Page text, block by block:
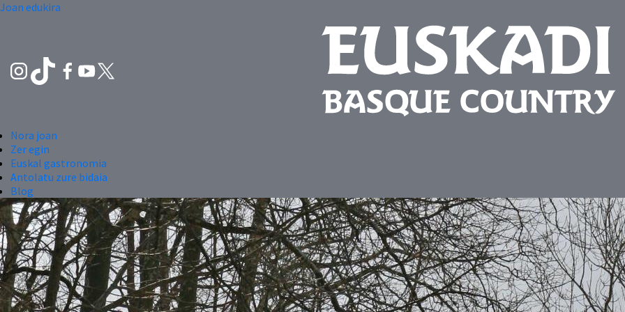
Joan edukira
Nora joan
Zer egin
Euskal gastronomia
Antolatu zure bidaia
Blog